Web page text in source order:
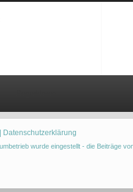
| Datenschutzerklärung
wurde eingestellt - die Beiträge